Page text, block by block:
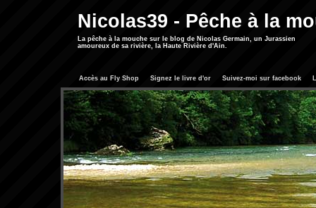
Nicolas39 - Pêche à la
La pêche à la mouche sur le blog de Nicolas Germain, un Jurassien
amoureux de sa rivière, la Haute Rivière d'Ain.
Accès au Fly Shop Signez le livre d'or Suivez-moi sur facebook